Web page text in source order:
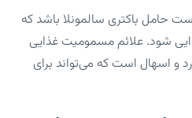
حامل باکتری سالمونلا باشد که
شود. علائم مسمومیت غذایی
و اسهال است که می‌تواند برای